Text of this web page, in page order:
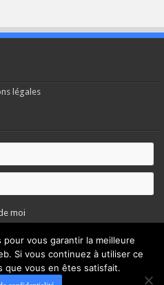
légales
moi
vous garantir la meilleure
Si vous continuez à utiliser ce
que vous en êtes satisfait.